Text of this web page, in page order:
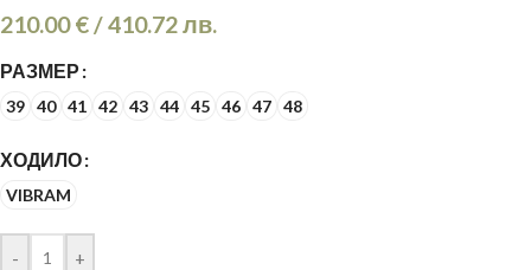
210.00€/410.72лв.
РАЗМЕР
39 40 41 42 43 44 45 46 47 48
ХОДИЛО
VIBRAM
- +